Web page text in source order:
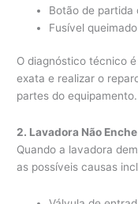
Botão de partida
Fusível
O diagnóstico técnico
exata e realizar o
partes do equipamento.
2. Lavadora Não
Quando a lavadora
as possíveis causas